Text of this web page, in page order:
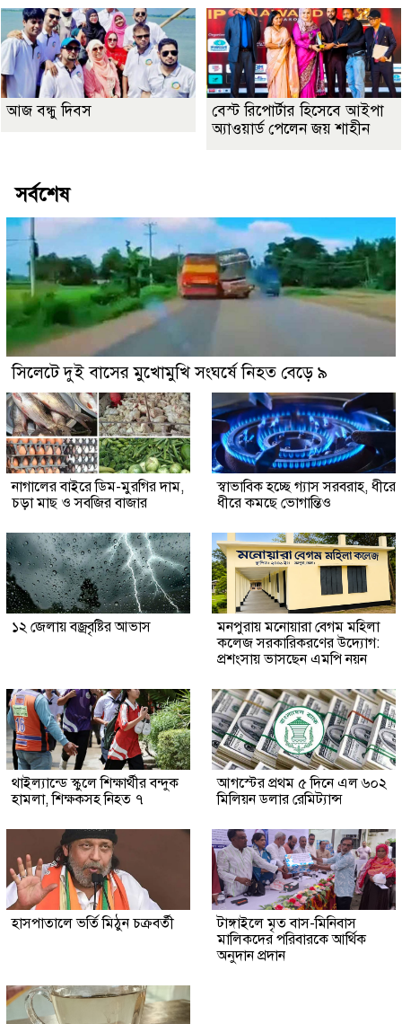
আজ বন্ধু দিবস
বেস্ট রিপোর্টার হিসেবে আইপা
অ্যাওয়ার্ড পেলেন জয় শাহীন
সর্বশেষ
সিলেটে দুই বাসের মুখোমুখি সংঘর্ষে নিহত বেড়ে ৯
নাগালের বাইরে ডিম-মুরগির দাম,
চড়া মাছ ও সবজির বাজার
স্বাভাবিক হচ্ছে গ্যাস সরবরাহ, ধীরে
ধীরে কমছে ভোগান্তিও
১২ জেলায় বজ্রবৃষ্টির আভাস
মনপুরায় মনোয়ারা বেগম মহিলা
কলেজ সরকারিকরণের উদ্যোগ:
প্রশংসায় ভাসছেন এমপি নয়ন
থাইল্যান্ডে স্কুলে শিক্ষার্থীর বন্দুক
হামলা, শিক্ষকসহ নিহত ৭
আগস্টের প্রথম ৫ দিনে এল ৬০২
মিলিয়ন ডলার রেমিট্যান্স
হাসপাতালে ভর্তি মিঠুন চক্রবর্তী
টাঙ্গাইলে মৃত বাস-মিনিবাস
মালিকদের পরিবারকে আর্থিক
অনুদান প্রদান